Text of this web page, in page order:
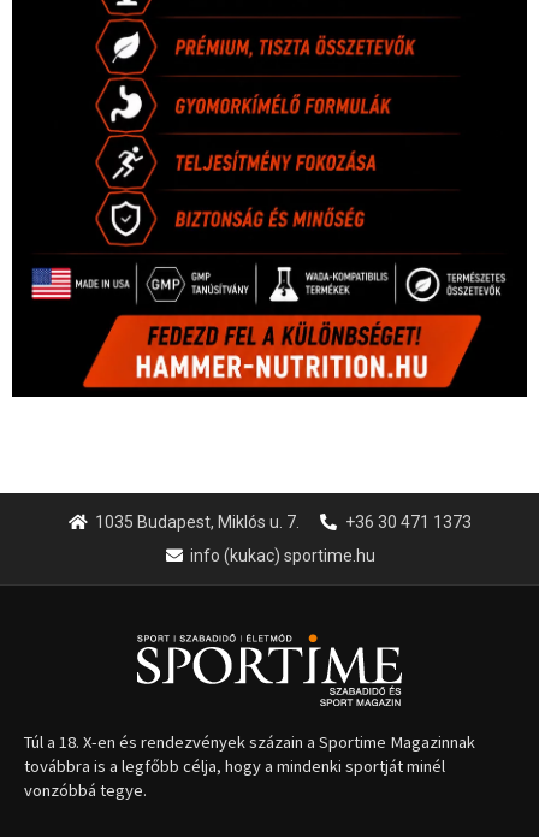
1035 Budapest, Miklós u. 7.
+36 30 471 1373
info (kukac) sportime.hu
Túl a 18. X-en és rendezvények százain a Sportime Magazinnak
továbbra is a legfőbb célja, hogy a mindenki sportját minél
vonzóbbá tegye.